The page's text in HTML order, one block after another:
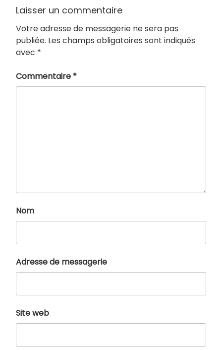
Laisser un commentaire
Votre adresse de messagerie ne sera pas
publiée. Les champs obligatoires sont indiqués
avec *
Commentaire *
Nom
Adresse de messagerie
Site web